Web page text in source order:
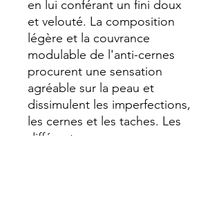
en lui conférant un fini doux
et velouté. La composition
légère et la couvrance
modulable de l'anti-cernes
procurent une sensation
agréable sur la peau et
dissimulent les imperfections,
les cernes et les taches. Les
différentes nuances